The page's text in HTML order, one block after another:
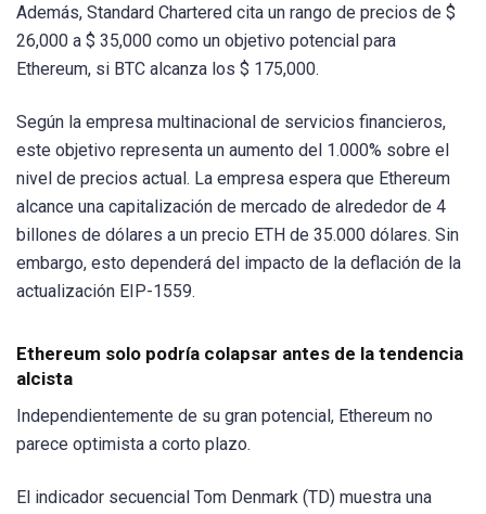
Además, Standard Chartered cita un rango de precios de $
26,000 a $ 35,000 como un objetivo potencial para
Ethereum, si BTC alcanza los $ 175,000.
Según la empresa multinacional de servicios financieros,
este objetivo representa un aumento del 1.000% sobre el
nivel de precios actual. La empresa espera que Ethereum
alcance una capitalización de mercado de alrededor de 4
billones de dólares a un precio ETH de 35.000 dólares. Sin
embargo, esto dependerá del impacto de la deflación de la
actualización EIP-1559.
Ethereum solo podría colapsar antes de la tendencia
alcista
Independientemente de su gran potencial, Ethereum no
parece optimista a corto plazo.
El indicador secuencial Tom Denmark (TD) muestra una